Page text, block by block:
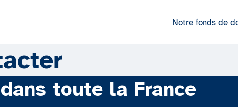
Notre fonds de
toute la France